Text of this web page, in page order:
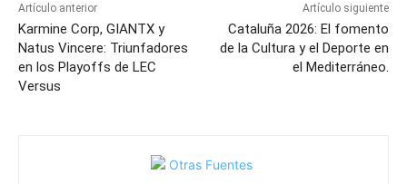
Artículo anterior
Karmine Corp, GIANTX y
Natus Vincere: Triunfadores
en los Playoffs de LEC
Versus
Artículo siguiente
Cataluña 2026: El fomento
de la Cultura y el Deporte en
el Mediterráneo.